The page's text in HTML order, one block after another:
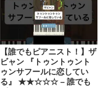
【誰でもピアニスト！】ザ
ビャン 『トゥントゥント
ゥンサフールに恋してい
る』 ★★☆☆☆ – 誰でも